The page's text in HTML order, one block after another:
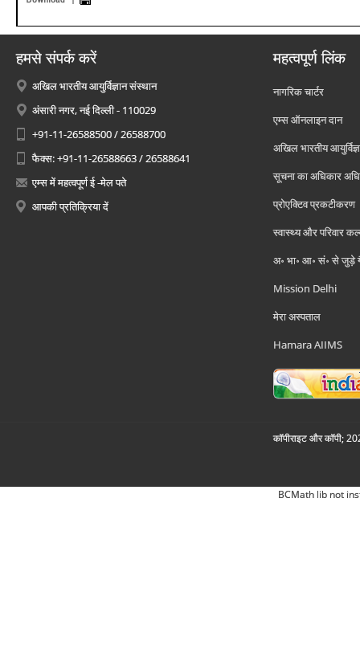
हमसे संपर्क करें
अखिल भारतीय आयुर्विज्ञान संस्थान
अंसारी नगर, नई दिल्ली - 110029
+91-11-26588500 / 26588700
फैक्स: +91-11-26588663 / 26588641
एम्स में महत्वपूर्ण ई -मेल पते
आपकी प्रतिक्रिया दें
महत्वपूर्ण लिंक
नागरिक चार्टर
एम्स ऑनलाइन दान
अखिल भारतीय
सूचना का अधिकार
प्रोएक्टिव प्रकटीकरण
स्वास्थ्य और परिवार
अ॰ भा॰ आ॰ सं॰ से जुड़े
Mission Delhi
मेरा अस्पताल
Hamara AIIMS
कॉपीराइट और कॉपी;
BCMath lib not